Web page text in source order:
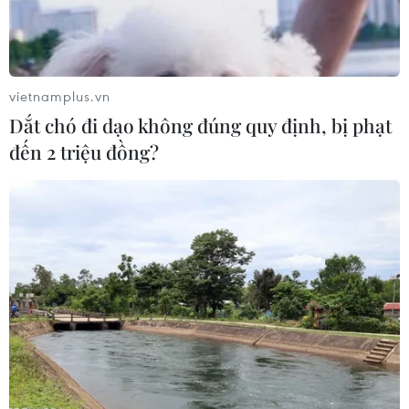
Từ Quảng Ninh đến Quảng Trị chủ
động ứng phó với áp thấp nhiệt đới
07/08/2026 08:21
Hạn hán nghiêm trọng đe dọa "huyết
17 giờ ngày 7/8, mở cửa tràn xả mặt
điều tiết hồ chứa thủy điện Lai Châu
07/08/2026 07:28
vietnamplus.vn
Dắt chó đi dạo không đúng quy định, bị phạt
đến 2 triệu đồng?